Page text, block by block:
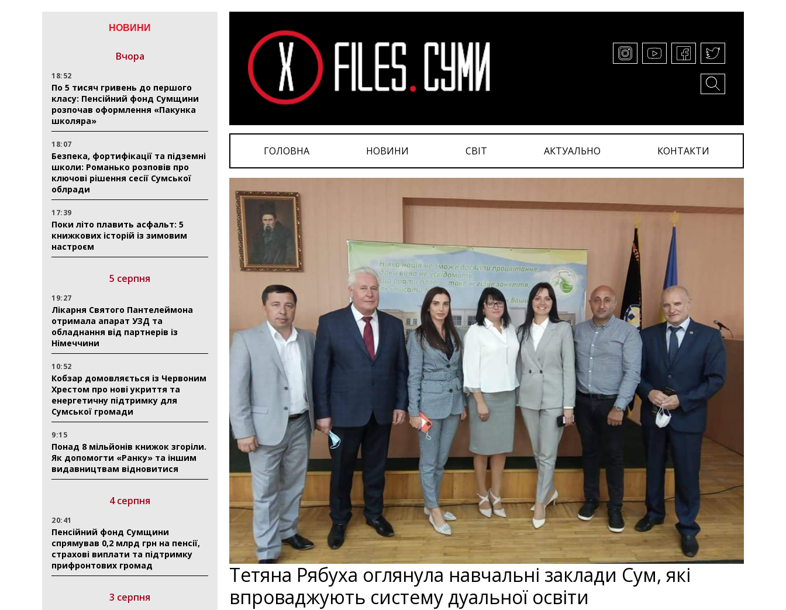
ГОЛОВНА НОВИНИ СВІТ АКТУАЛЬНО КОНТАКТИ
НОВИНИ
Вчора
18:52
По 5 тисяч гривень до першого
класу: Пенсійний фонд Сумщини
розпочав оформлення «Пакунка
школяра»
18:07
Безпека, фортифікації та підземні
школи: Романько розповів про
ключові рішення сесії Сумської
облради
17:39
Поки літо плавить асфальт: 5
книжкових історій із зимовим
настроєм
5 серпня
19:27
Лікарня Святого Пантелеймона
отримала апарат УЗД та
обладнання від партнерів із
Німеччини
10:52
Кобзар домовляється із Червоним
Хрестом про нові укриття та
енергетичну підтримку для
Сумської громади
9:15
Понад 8 мільйонів книжок згоріли.
Як допомогти «Ранку» та іншим
видавництвам відновитися
4 серпня
20:41
Пенсійний фонд Сумщини
спрямував 0,2 млрд грн на пенсії,
страхові виплати та підтримку
прифронтових громад
3 серпня
Тетяна Рябуха оглянула навчальні заклади Сум, які
впроваджують систему дуальної освіти